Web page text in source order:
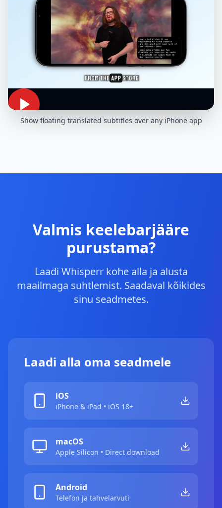
Show floating translated subtitles over any iPhone app
Valmis keelebarjääre
purustama?
Laadi Whisperr kohe alla ja alusta
maailmaga suhtlemist. Saadaval kõikides
sinu seadmetes.
Laadi alla oma seadmele
iOS
iPhone & iPad • iOS 18+
macOS
Apple Silicon • Direct download
Android
Telefon ja tahvelarvuti